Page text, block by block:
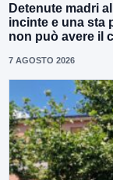
Detenute madri
incinte e una sta
non può avere il
7 AGOSTO 2026